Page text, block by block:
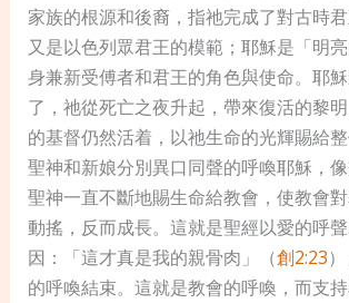
家族的根源和後裔，指祂完成了對古時
又是以色列眾君王的模範；耶穌是「明
身兼新受傅者和君王的角色與使命。耶
了，祂從死亡之夜升起，帶來復活的黎
的基督仍然活着，以祂生命的光輝賜給整
聖神和新娘分別異口同聲的呼喚耶穌，像
聖神一直不斷地賜生命給教會，使教會
動搖，反而成長。這就是聖經以愛的呼
因：「這才真是我的親骨肉」（創2:23
的呼喚結束。這就是教會的呼喚，而支